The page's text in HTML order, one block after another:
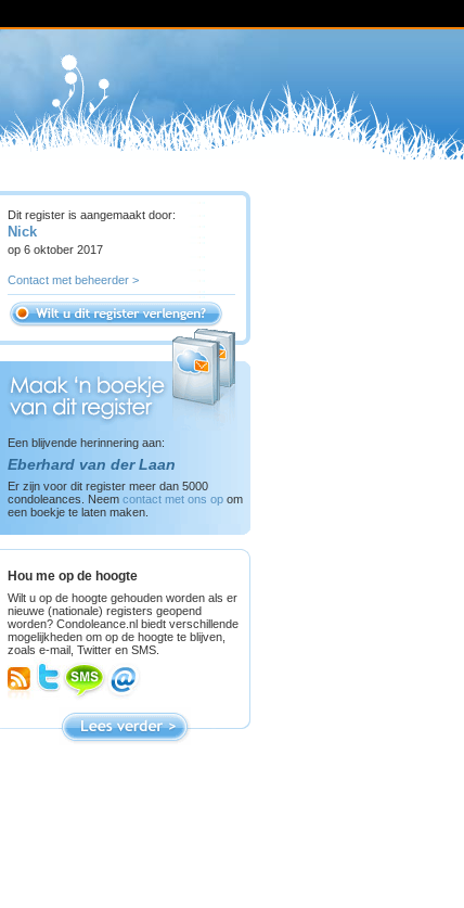
Dit register is aangemaakt door:
Nick
op 6 oktober 2017
Contact met beheerder >
Een blijvende herinnering aan:
Eberhard van der Laan
Er zijn voor dit register meer dan 5000
condoleances. Neem contact met ons op om
een boekje te laten maken.
Hou me op de hoogte
Wilt u op de hoogte gehouden worden als er
nieuwe (nationale) registers geopend
worden? Condoleance.nl biedt verschillende
mogelijkheden om op de hoogte te blijven,
zoals e-mail, Twitter en SMS.